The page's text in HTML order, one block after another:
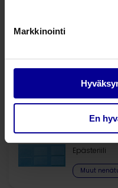
Markkinointi
En
Nenän
Muut
Nenän
Epästeriili
Muut